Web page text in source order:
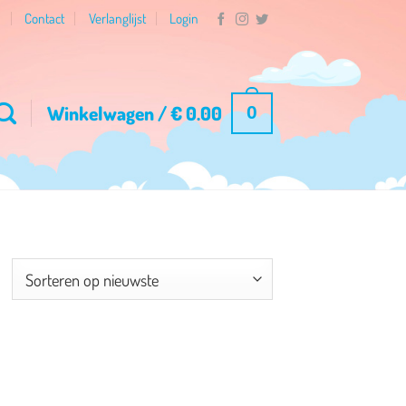
Contact Verlanglijst Login
Winkelwagen /€0.00 0